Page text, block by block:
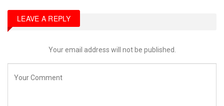
LEAVE A REPLY
Your email address will not be published.